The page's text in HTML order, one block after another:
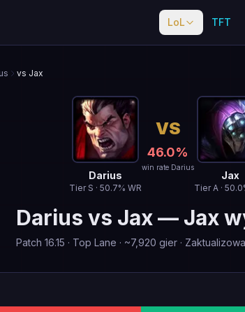
LoL TFT
vs Jax
Darius
Tier S · 50.7% WR
VS
46.0%
win rate Darius
Jax
TierA· 50.0
Darius vs Jax— Jax
Patch 16.15 · Top Lane · ~7,920 gier ·